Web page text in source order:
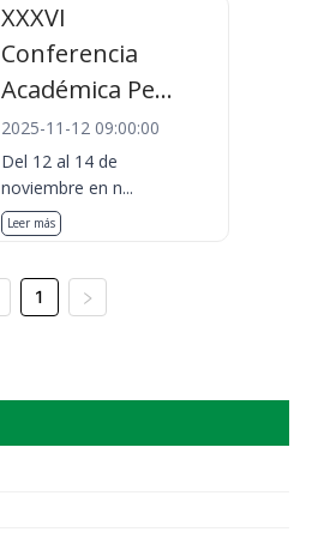
XXXVI
Conferencia
Académica Pe...
2025-11-12 09:00:00
Del 12 al 14 de
noviembre en n...
Leer más
1